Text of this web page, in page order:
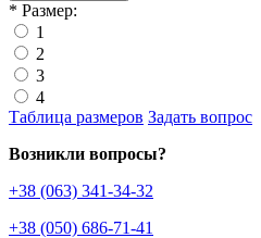
* Размер:
1
2
3
4
Таблица размеров Задать вопрос
Возникли вопросы?
+38 (063) 341-34-32
+38 (050) 686-71-41